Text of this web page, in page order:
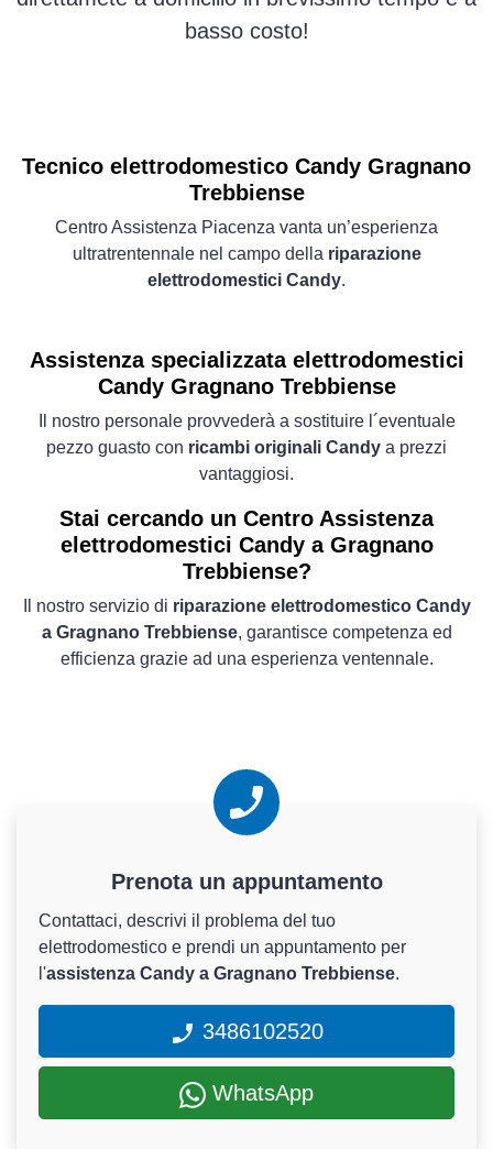
basso costo!
Tecnico elettrodomestico Candy Gragnano
Trebbiense
Centro Assistenza Piacenza vanta un’esperienza
ultratrentennale nel campo della riparazione
elettrodomestici Candy.
Assistenza specializzata elettrodomestici
Candy Gragnano Trebbiense
Il nostro personale provvederà a sostituire l´eventuale
pezzo guasto con ricambi originali Candy a prezzi
vantaggiosi.
Stai cercando un Centro Assistenza
elettrodomestici Candy a Gragnano
Trebbiense?
Il nostro servizio di riparazione elettrodomestico Candy
a Gragnano Trebbiense, garantisce competenza ed
efficienza grazie ad una esperienza ventennale.
Prenota un appuntamento
Contattaci, descrivi il problema del tuo
elettrodomestico e prendi un appuntamento per
l'assistenza Candy a Gragnano Trebbiense.
3486102520
WhatsApp